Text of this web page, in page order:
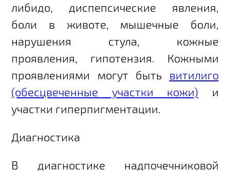
либидо, диспепсические явления,
боли в животе, мышечные боли,
нарушения стула, кожные
проявления, гипотензия. Кожными
проявлениями могут быть витилиго
(обесцвеченные участки кожи) и
участки гиперпигментации.
Диагностика
В диагностике надпочечниковой